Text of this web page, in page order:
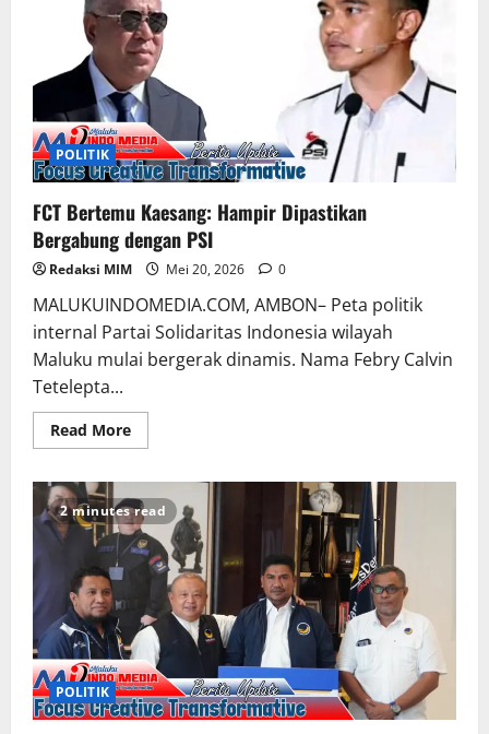
POLITIK
FCT Bertemu Kaesang: Hampir Dipastikan
Bergabung dengan PSI
Redaksi MIM Mei 20, 2026 0
MALUKUINDOMEDIA.COM, AMBON– Peta politik
internal Partai Solidaritas Indonesia wilayah
Maluku mulai bergerak dinamis. Nama Febry Calvin
Tetelepta...
Read More
2 minutes read
POLITIK